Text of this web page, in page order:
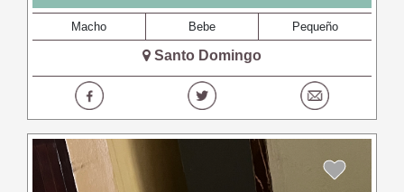
Macho Bebe Pequeño
Santo Domingo